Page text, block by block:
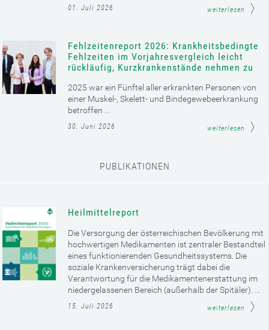
01. Juli 2026 weiterlesen
Fehlzeitenreport 2026: Krankheitsbedingte
Fehlzeiten im Vorjahresvergleich leicht
rückläufig, Kurzkrankenstände nehmen zu
2025 war ein Fünftel aller erkrankten Personen von
einer Muskel-, Skelett- und Bindegewebeerkrankung
betroffen ...
30. Juni 2026 weiterlesen
PUBLIKATIONEN
Heilmittelreport
Die Versorgung der österreichischen Bevölkerung mit
hochwertigen Medikamenten ist zentraler Bestandteil
eines funktionierenden Gesundheitssystems. Die
soziale Krankenversicherung trägt dabei die
Verantwortung für die Medikamentenerstattung im
niedergelassenen Bereich (außerhalb der Spitäler). ...
15. Juli 2026 weiterlesen